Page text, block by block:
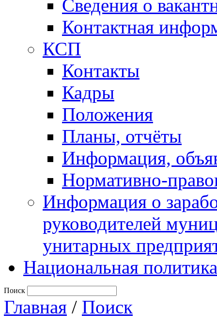
Сведения о
Контактная
КСП
Контакты
Кадры
Положения
Планы, отчёты
Информация,
Нормативно-
Информация о
руководителей
унитарных
Национальная политика
Поиск
Главная / Поиск